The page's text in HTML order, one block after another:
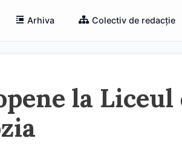
Arhiva Colectiv de redacție
la Liceul